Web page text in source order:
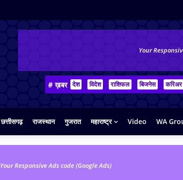
Your
# ख़बर देश विदेश राशिफल बिजनेस करिअर
छत्तीसगढ़ राजस्थान गुजरात महाराष्ट्र Video WA
Your Responsive Ads code (Google Ads)